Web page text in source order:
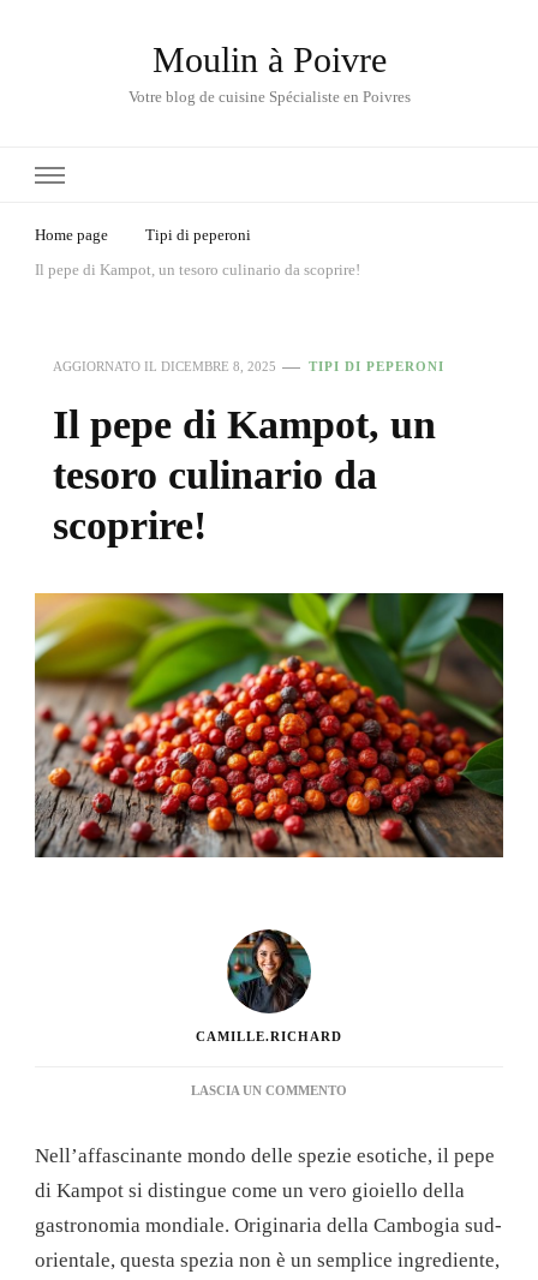
Moulin à Poivre
Votre blog de cuisine Spécialiste en Poivres
Home page
Tipi di peperoni
Il pepe di Kampot, un tesoro culinario da scoprire!
AGGIORNATO IL DICEMBRE 8, 2025 TIPI DI PEPERONI
Il pepe di Kampot, un
tesoro culinario da
scoprire!
CAMILLE.RICHARD
LASCIA UN COMMENTO
DI
KAMPOT,
UN
TESORO
DA
Nell’affascinante mondo delle spezie esotiche, il pepe
di Kampot si distingue come un vero gioiello della
gastronomia mondiale. Originaria della Cambogia sud-
orientale, questa spezia non è un semplice ingrediente,